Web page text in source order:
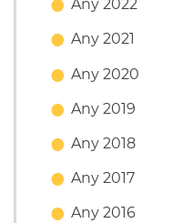
Any 2022
Any 2021
Any 2020
Any 2019
Any 2018
Any 2017
Any 2016